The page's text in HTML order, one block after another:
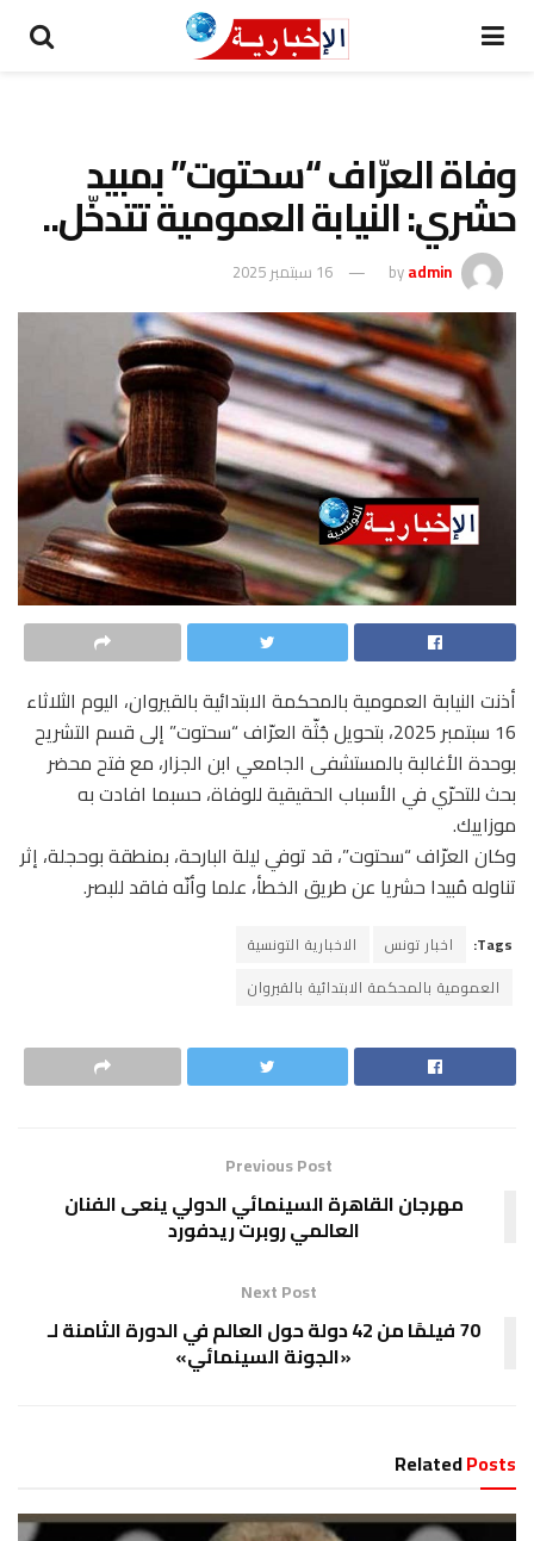
وفاة العرّاف “سحتوت” بمبيد
حشري: النيابة العمومية تتدخّل..
byadmin 16 سبتمبر 2025
أذنت النيابة العمومية بالمحكمة الابتدائية بالقيروان، اليوم الثلاثاء
16 سبتمبر 2025، بتحويل جُثّة العرّاف “سحتوت” إلى قسم التشريح
بوحدة الأغالبة بالمستشفى الجامعي ابن الجزار، مع فتح محضر
بحث للتحرّي في الأسباب الحقيقية للوفاة، حسبما افادت به
موزاييك.
وكان العرّاف “سحتوت”، قد توفي ليلة البارحة، بمنطقة بوحجلة، إثر
تناوله مُبيدا حشريا عن طريق الخطأ، علما وأنّه فاقد للبصر.
Tags: اخبار تونس
الاخبارية التونسية
العمومية بالمحكمة الابتدائية بالقيروان
Previous Post
مهرجان القاهرة السينمائي الدولي ينعى الفنان
العالمي روبرت ريدفورد
Next Post
70 فيلمًا من 42 دولة حول العالم في الدورة الثامنة لـ
«الجونة السينمائي»
RelatedPosts